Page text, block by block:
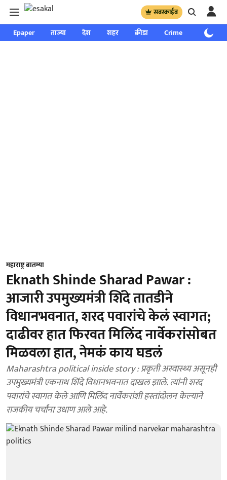
सबस्क्राईब
Epaper ताज्या देश शहर क्रीडा Crime साप्ताहिक
महाराष्ट्र बातम्या
Eknath Shinde Sharad Pawar :
आजारी उपमुख्यमंत्री शिंदे तातडीने
विधानभवनात, शरद पवारांचे केलं स्वागत;
दाढीवर हात फिरवत मिलिंद नार्वेकरांसोबत
मिळवला हात, नेमकं काय घडलं
Maharashtra political inside story : प्रकृती अस्वास्थ्य असूनही
उपमुख्यमंत्री एकनाथ शिंदे विधानभवनात दाखल झाले. त्यांनी शरद
पवारांचे स्वागत केले आणि मिलिंद नार्वेकरांशी हस्तांदोलन केल्याने
राजकीय चर्चांना उधाण आले आहे.